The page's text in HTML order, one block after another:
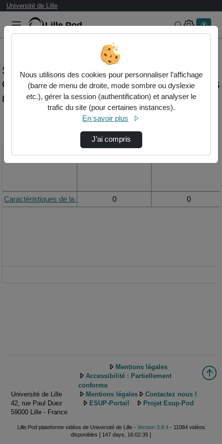
Université de Lille
Lille.Pod Rechercher
Statistiques de visualisation de la vidéo
Caractéristiques de la vidéo dans un cours
numérisé
Titre Vue de la journée Vue du mois
Caractéristiques de la vidéo dans un cours numérisé
0 0
Université de Lille
42, rue Paul Duez
59000 Lille - France
Mentions légales
Accessibilité : Partiellement
conforme
Mentions légales
Contactez nous !
ESUP-Portail
Projet Esup-Pod
Lille.Pod plateforme vidéos de Université de Lille - Version 3.8.4- 11084 vidéos
disponibles [ 147 days, 16:02:35 ]
Nous utilisons des cookies pour personnaliser l’affichage
(barre de menu de droite, mode sombre ou dyslexie
etc.), gérer la session (authentification) et analyser le
trafic du site (pour certaines instances).
En savoir plus
J’ai compris